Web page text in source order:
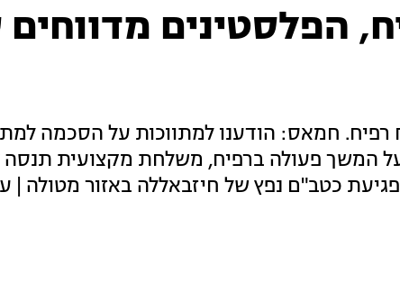
הפלסטינים
חמאס: הודענו למתווכות על הסכמה
המשך פעולה ברפיח, משלחת מקצועית תנסה
כטב"ם נפץ של חיזבאללה באזור מטולה |